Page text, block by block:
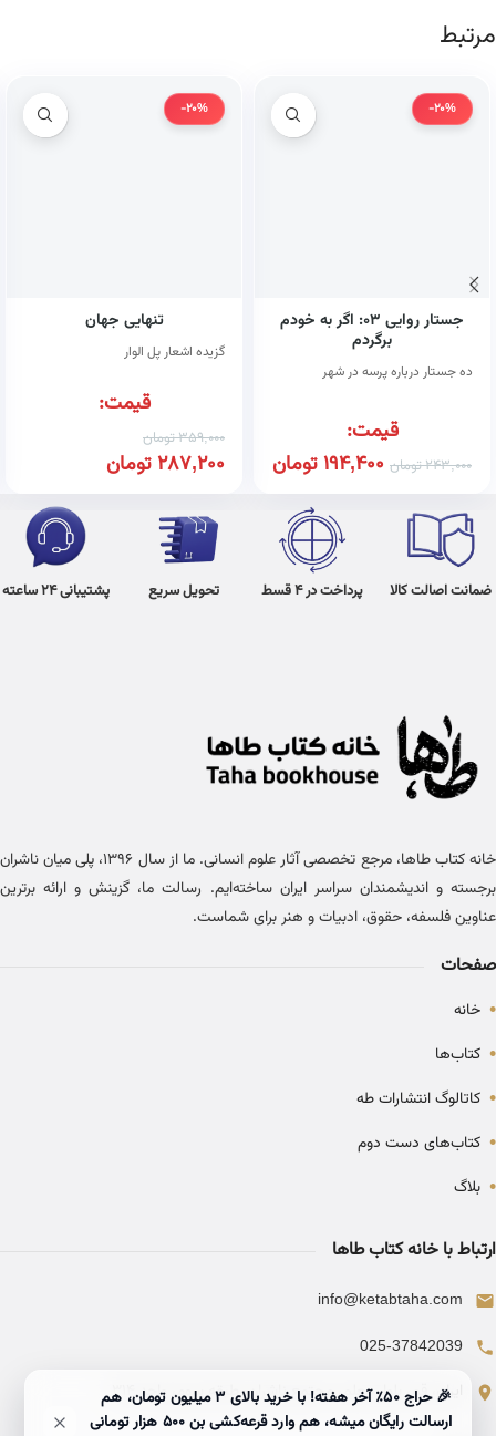
مرتبط
-20%
جستار روایی ۰۳: اگر به خودم
برگردم
ده جستار درباره پرسه در شهر
قیمت:
243,000تومان 194,400تومان
-20%
تنهایی جهان
گزیده اشعار پل الوار
قیمت:
359,000تومان
287,200تومان
ضمانت اصالت کالا پرداخت در 4 قسط تحویل سریع پشتیبانی 24 ساعته
خانه کتاب طاها، مرجع تخصصی آثار علوم انسانی. ما از سال ۱۳۹۶، پلی میان ناشران
برجسته و اندیشمندان سراسر ایران ساخته‌ایم. رسالت ما، گزینش و ارائه برترین
عناوین فلسفه، حقوق، ادبیات و هنر برای شماست.
صفحات
• خانه
• کتاب‌ها
• کاتالوگ انتشارات طه
• کتاب‌های دست دوم
• بلاگ
ارتباط با خانه کتاب طاها
info@ketabtaha.com
025-37842039
ایران، قم، بلوار معلم، مجتمع ناشران، طبقه سوم، واحد ۳۱۴
🎉 حراج ۵۰٪ آخر هفته! با خرید بالای 3 میلیون تومان، هم
ارسالت رایگان میشه، هم وارد قرعه‌کشی بن ۵۰۰ هزار تومانی